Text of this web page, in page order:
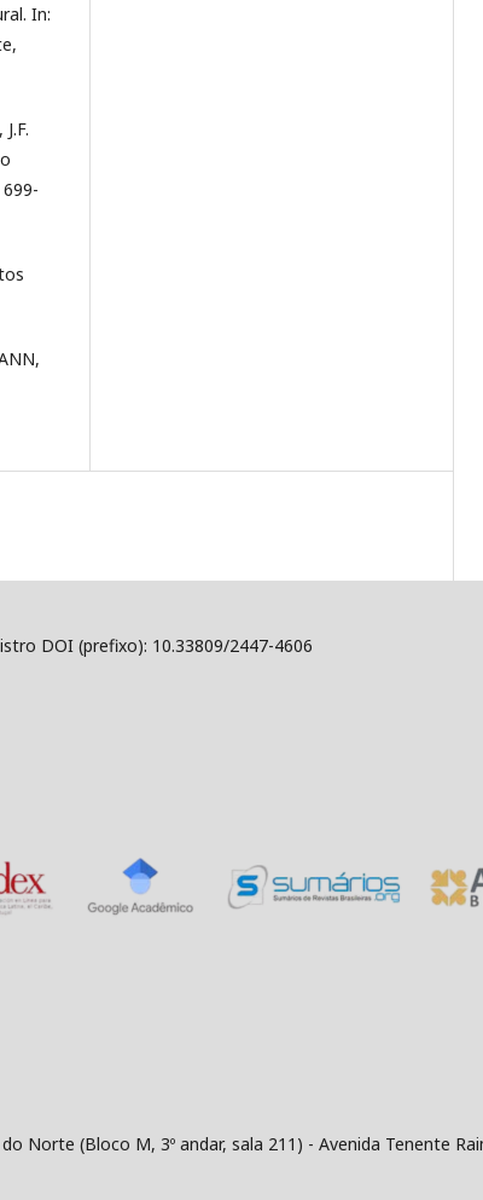
In:
DOI (prefixo): 10.33809/2447-4606
Norte (Bloco M, 3º andar, sala 211) - Avenida Tenente